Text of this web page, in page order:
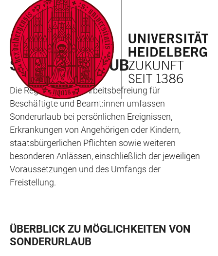
LINKS
ZUR
BARRIEREFREIHEIT
ZUM
HAUPTINHALT
HAUPTNAVIGATION
ÖFFNEN
WEBSEITENSUCHE
ÖFFNEN
SERVICE PERSONAL
SONDERURLAUB
Die Regelungen zur Arbeitsbefreiung für
Beschäftigte und Beamt:innen umfassen
Sonderurlaub bei persönlichen Ereignissen,
Erkrankungen von Angehörigen oder Kindern,
staatsbürgerlichen Pflichten sowie weiteren
besonderen Anlässen, einschließlich der jeweiligen
Voraussetzungen und des Umfangs der
Freistellung.
ÜBERBLICK ZU MÖGLICHKEITEN VON
SONDERURLAUB